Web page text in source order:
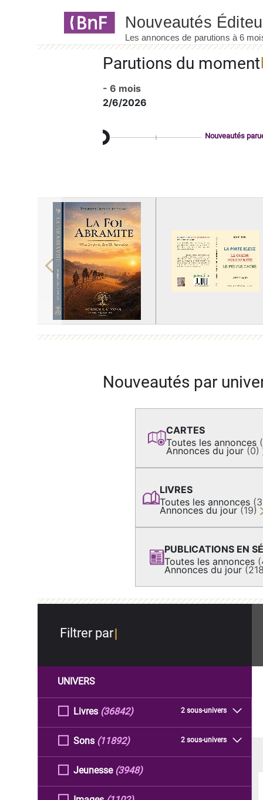
Parutions du moment
- 6 mois
2/6/2026
Nouveautés
Previous
Nouveautés par
CARTES
Toutes les annonces
Annonces du jour (0)
LIVRES
Toutes les annonces
Annonces du jour (19)
PUBLICATIONS EN
Toutes les annonces
Annonces du jour
Filtrer par
UNIVERS
Livres 2 sous-univers
(36842)
Sons 2 sous-univers
(11892)
Jeunesse (3948)